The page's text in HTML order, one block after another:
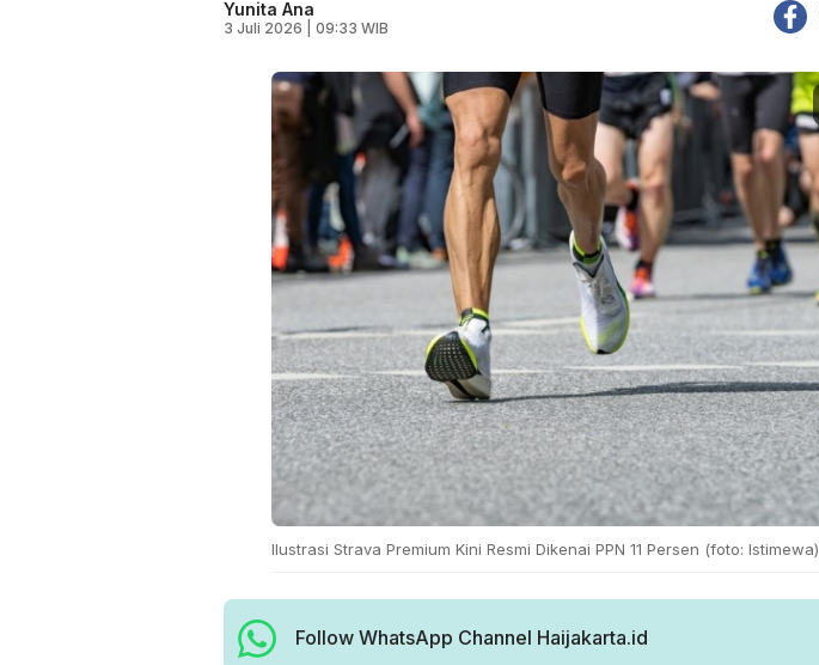
Yunita Ana
3 Juli 2026 | 09:33 WIB
Ilustrasi Strava Premium Kini Resmi Dikenai PPN 11 Persen (foto: Istimewa)
Follow WhatsApp Channel Haijakarta.id